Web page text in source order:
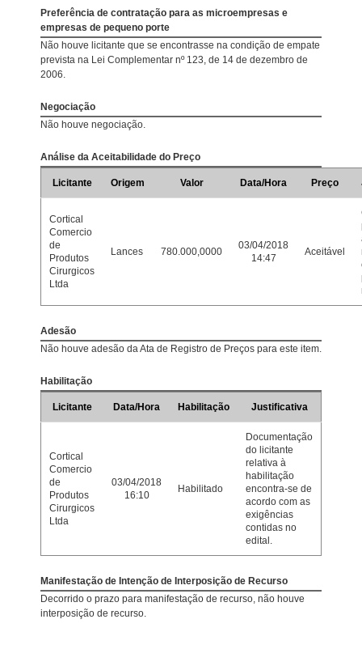
Preferência de contratação para as microempresas e
empresas de pequeno porte
Não houve licitante que se encontrasse na condição de empate
prevista na Lei Complementar nº 123, de 14 de dezembro de
2006.
Negociação
Não houve negociação.
Análise da Aceitabilidade do Preço
Licitante Origem Valor Data/Hora Preço
Cortical
Comercio
de
Produtos
Cirurgicos
Ltda
Lances 780.000,0000
03/04/2018
14:47
Aceitável
Adesão
Não houve adesão da Ata de Registro de Preços para este item.
Habilitação
Licitante Data/Hora Habilitação Justificativa
Cortical
Comercio
de
Produtos
Cirurgicos
Ltda
03/04/2018
16:10
Habilitado
Documentação
do licitante
relativa à
habilitação
encontra-se de
acordo com as
exigências
contidas no
edital.
Manifestação de Intenção de Interposição de Recurso
Decorrido o prazo para manifestação de recurso, não houve
interposição de recurso.